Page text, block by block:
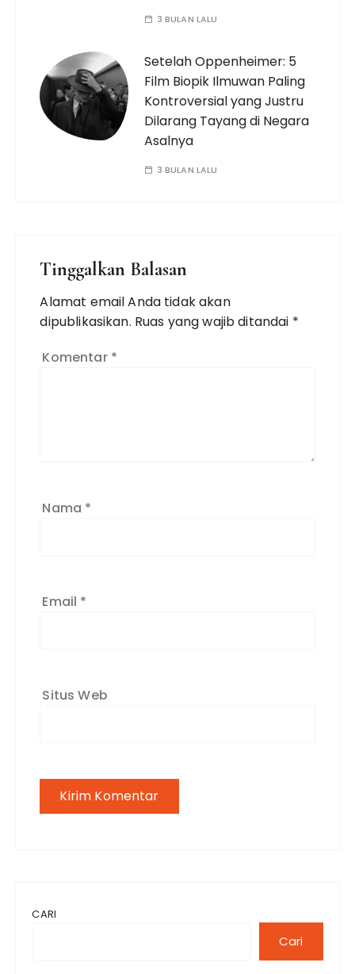
3 BULAN LALU
Setelah Oppenheimer: 5
Film Biopik Ilmuwan Paling
Kontroversial yang Justru
Dilarang Tayang di Negara
Asalnya
3 BULAN LALU
Tinggalkan Balasan
Alamat email Anda tidak akan
dipublikasikan. Ruas yang wajib ditandai *
Komentar *
Nama *
Email *
Situs Web
CARI
Cari